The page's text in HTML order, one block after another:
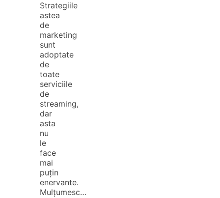
Strategiile
astea
de
marketing
sunt
adoptate
de
toate
serviciile
de
streaming,
dar
asta
nu
le
face
mai
puțin
enervante.
Mulțumesc…